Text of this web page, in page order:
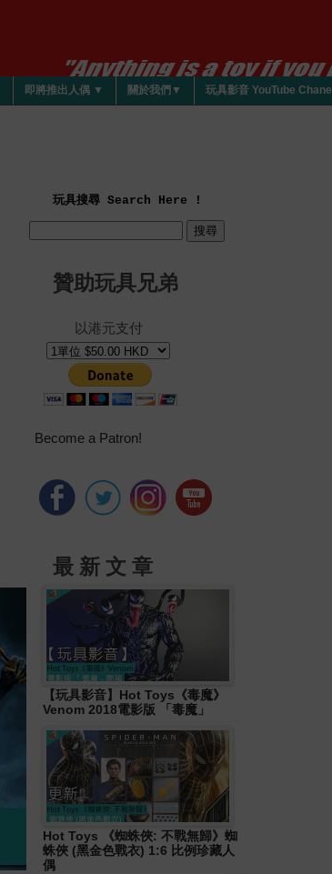
即將推出人偶 ▼ 關於我們▼ 玩具影音 YouTube Chanel
玩具搜尋 Search Here !
贊助玩具兄弟
以港元支付
Become a Patron!
最 新 文 章
【玩具影音】Hot Toys《毒魔》
Venom 2018電影版 「毒魔」
Hot Toys 《蜘蛛俠: 不戰無歸》蜘
蛛俠 (黑金色戰衣) 1:6 比例珍藏人
偶